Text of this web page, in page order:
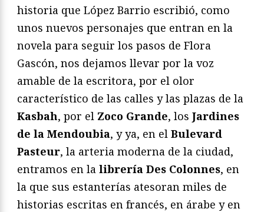
historia que López Barrio escribió, como
unos nuevos personajes que entran en la
novela para seguir los pasos de Flora
Gascón, nos dejamos llevar por la voz
amable de la escritora, por el olor
característico de las calles y las plazas de la
Kasbah, por el Zoco Grande, los Jardines
de la Mendoubia, y ya, en el Bulevard
Pasteur, la arteria moderna de la ciudad,
entramos en la librería Des Colonnes, en
la que sus estanterías atesoran miles de
historias escritas en francés, en árabe y en